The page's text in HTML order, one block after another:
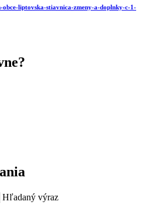
liptovska-stiavnica-zmeny-a-doplnky-c-1-
Hľadaný výraz